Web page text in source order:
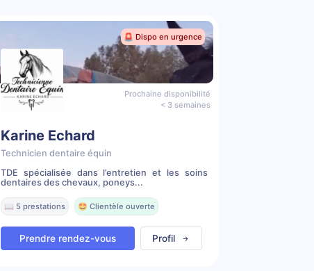
🚨 Dispo en urgence
Prochaine disponibilité
< 3 semaines
Karine Echard
Technicien dentaire équin
TDE spécialisée dans l’entretien et les soins
dentaires des chevaux, poneys...
📖 5 prestations 🤩 Clientèle ouverte
Prendre rendez-vous Profil